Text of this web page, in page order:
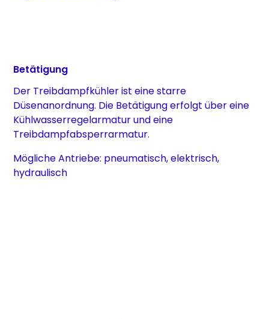
Betätigung
Der Treibdampfkühler ist eine starre
Düsenanordnung. Die Betätigung erfolgt über eine
Kühlwasserregelarmatur und eine
Treibdampfabsperrarmatur.
Mögliche Antriebe: pneumatisch, elektrisch,
hydraulisch